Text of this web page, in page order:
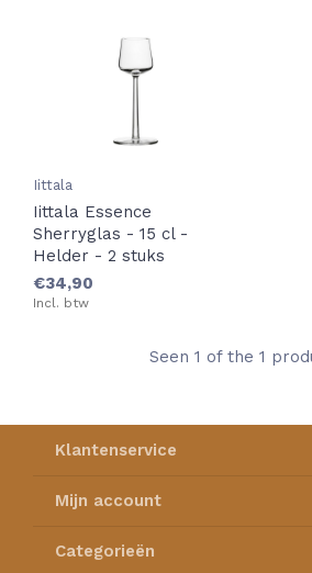
Iittala
Iittala Essence
Sherryglas - 15 cl -
Helder - 2 stuks
€34,90
Incl. btw
Seen 1 of the 1
Klantenservice
Mijn account
Categorieën